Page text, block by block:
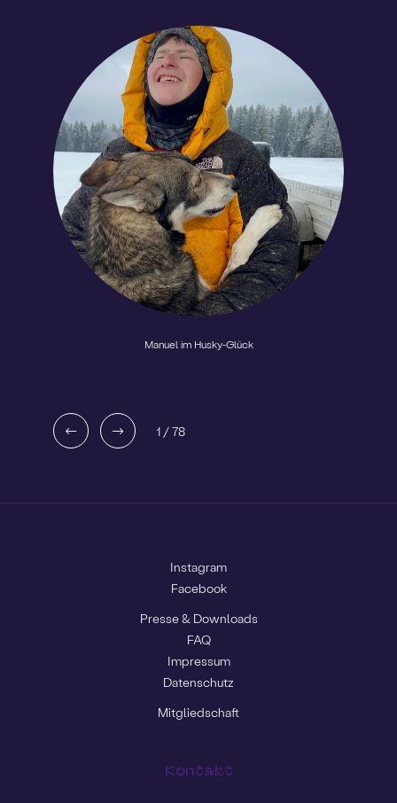
Manuel im Husky-Glück
1 /78
Instagram
Facebook
Presse & Downloads
FAQ
Impressum
Datenschutz
Mitgliedschaft
Kontakt